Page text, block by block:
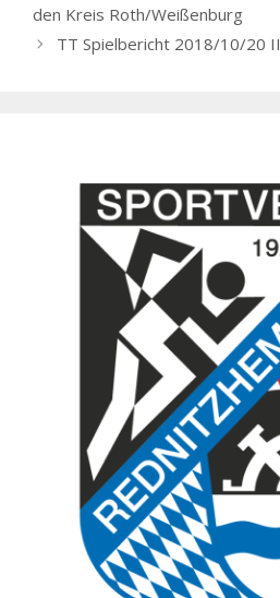
den Kreis Roth/Weißenburg
TT Spielbericht 2018/10/20 II